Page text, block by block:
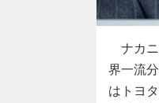
ナカニ
界一流
はトヨ